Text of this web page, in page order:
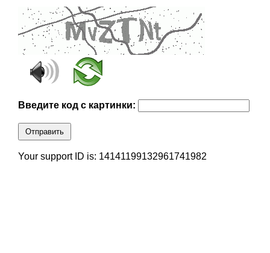
Введите код с картинки:
Отправить
Your support ID is: 14141199132961741982